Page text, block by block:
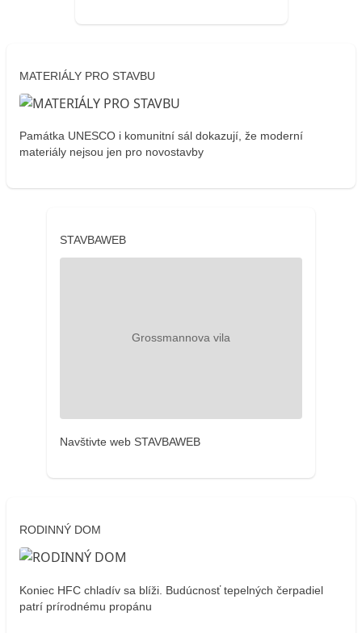
MATERIÁLY PRO STAVBU
Památka UNESCO i komunitní sál dokazují, že moderní
materiály nejsou jen pro novostavby
STAVBAWEB
Navštivte web STAVBAWEB
RODINNÝ DOM
Koniec HFC chladív sa blíži. Budúcnosť tepelných čerpadiel
patrí prírodnému propánu